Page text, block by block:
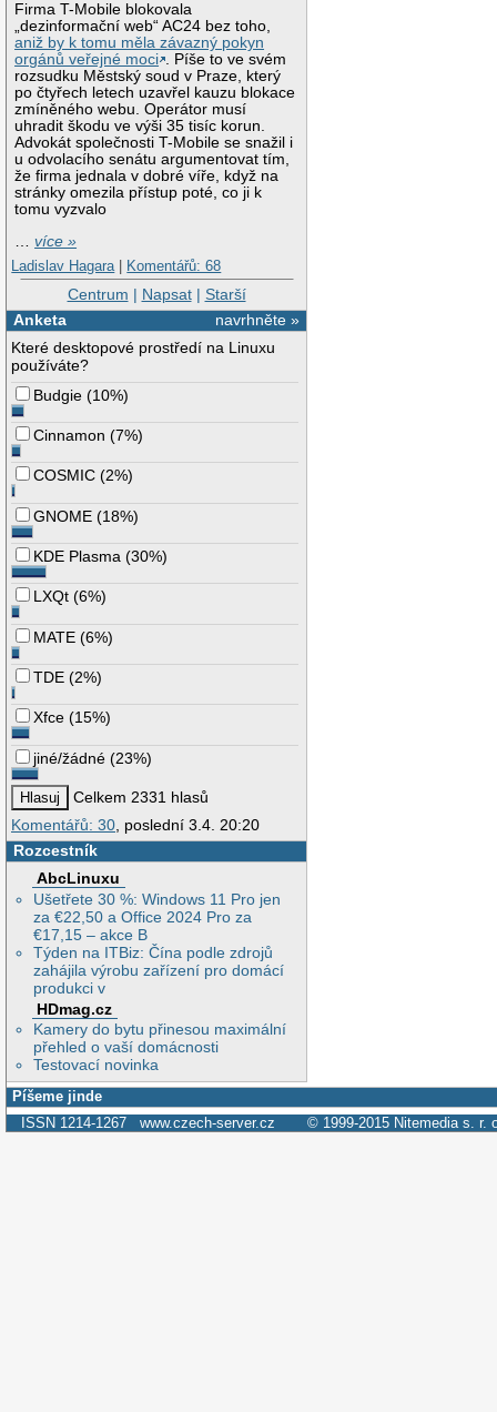
Firma T-Mobile blokovala
„dezinformační web“ AC24 bez toho,
aniž by k tomu měla závazný pokyn
orgánů veřejné moci . Píše to ve svém
rozsudku Městský soud v Praze, který
po čtyřech letech uzavřel kauzu blokace
zmíněného webu. Operátor musí
uhradit škodu ve výši 35 tisíc korun.
Advokát společnosti T-Mobile se snažil i
u odvolacího senátu argumentovat tím,
že firma jednala v dobré víře, když na
stránky omezila přístup poté, co ji k
tomu vyzvalo
…více »
Ladislav Hagara | Komentářů: 68
Centrum | Napsat| Starší
navrhněte »
Anketa
Které desktopové prostředí na Linuxu
používáte?
Budgie (10%)
Cinnamon (7%)
COSMIC (2%)
GNOME (18%)
KDE Plasma (30%)
LXQt (6%)
MATE (6%)
TDE (2%)
Xfce (15%)
jiné/žádné (23%)
Celkem 2331 hlasů
Komentářů: 30, poslední 3.4. 20:20
Rozcestník
AbcLinuxu
Ušetřete 30 %: Windows 11 Pro jen
za €22,50 a Office 2024 Pro za
€17,15 – akce B
Týden na ITBiz: Čína podle zdrojů
zahájila výrobu zařízení pro domácí
produkci v
HDmag.cz
Kamery do bytu přinesou maximální
přehled o vaší domácnosti
Testovací novinka
Píšeme jinde
ISSN 1214-1267 www.czech-server.cz © 1999-2015 Nitemedia s. r.